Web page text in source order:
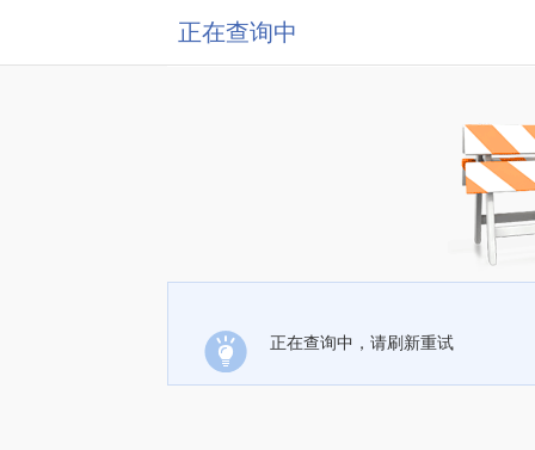
正在查询中
正在查询中，请刷新重试